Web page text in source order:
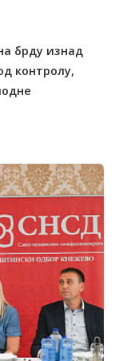
брду изнад
контролу,